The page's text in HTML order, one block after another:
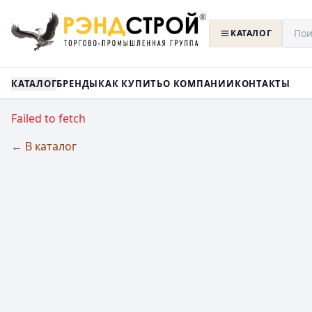
КАТАЛОГ
КАТАЛОГБРЕНДЫКАК КУПИТЬО КОМПАНИИКОНТАКТЫ
Failed to fetch
← В каталог